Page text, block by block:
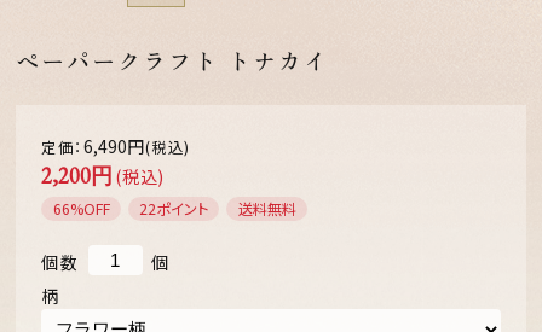
ペーパークラフト トナカイ
定価： 6,490円(税込)
2,200円 (税込)
66%OFF 22ポイント 送料無料
個数
個
柄